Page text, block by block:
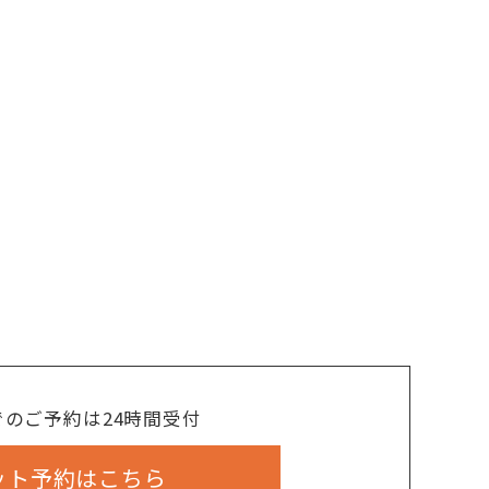
ご予約は24時間受付
ト予約はこちら